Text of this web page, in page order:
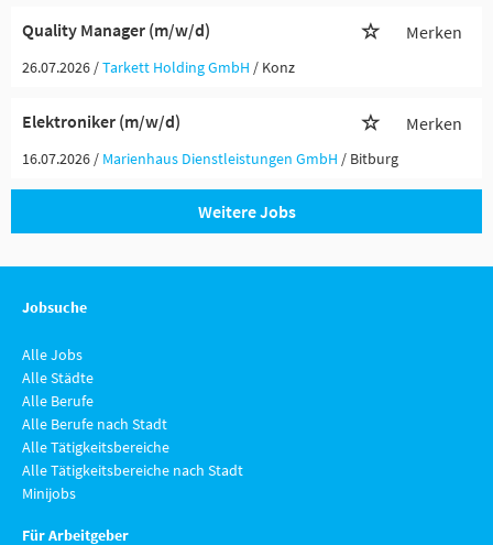
Quality Manager (m/w/d) Merken
26.07.2026 /Tarkett Holding GmbH / Konz
Elektroniker (m/w/d) Merken
16.07.2026 / Marienhaus Dienstleistungen GmbH / Bitburg
Weitere Jobs
Jobsuche
Alle Jobs
Alle Städte
Alle Berufe
Alle Berufe nach Stadt
Alle Tätigkeitsbereiche
Alle Tätigkeitsbereiche nach Stadt
Minijobs
Für Arbeitgeber